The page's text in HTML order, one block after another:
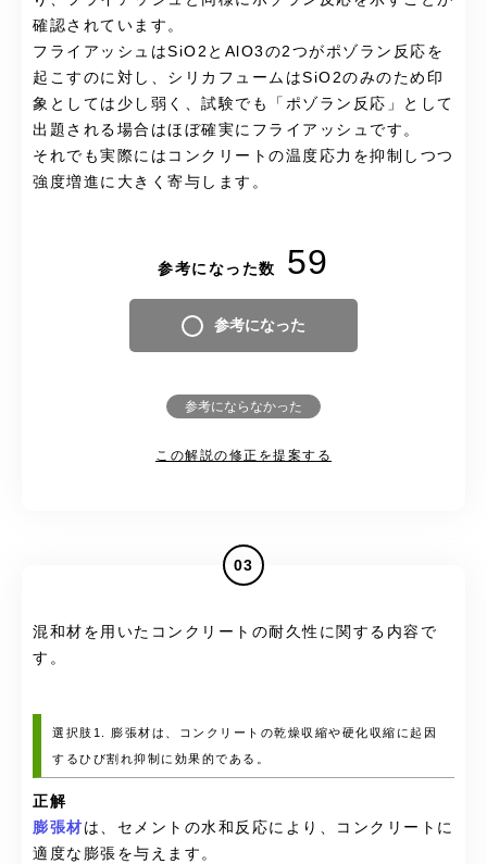
確認されています。
フライアッシュはSiO2とAlO3の2つがポゾラン反応を
起こすのに対し、シリカフュームはSiO2のみのため印
象としては少し弱く、試験でも「ポゾラン反応」として
出題される場合はほぼ確実にフライアッシュです。
それでも実際にはコンクリートの温度応力を抑制しつつ
強度増進に大きく寄与します。
参考になった数 59
参考になった
参考にならなかった
この解説の修正を提案する
03
混和材を用いたコンクリートの耐久性に関する内容で
す。
選択肢1. 膨張材は、コンクリートの乾燥収縮や硬化収縮に起因
するひび割れ抑制に効果的である。
正解
膨張材 は、セメントの水和反応により、コンクリートに
適度な膨張を与えます。